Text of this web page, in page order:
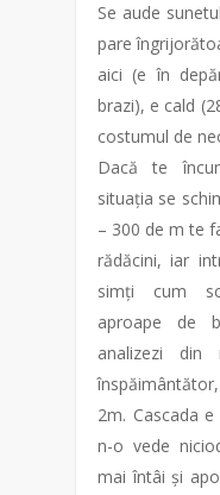
Se aude
pare
aici (e în
brazi), e cald
costumul de
Dacă te
situația se
– 300 de m te
rădăcini, iar
simți cum
aproape de
analizezi
2m. Cascada
n-o vede
mai întâi și